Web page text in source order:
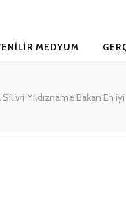
MEDYUM
Yıldızname Bakan En